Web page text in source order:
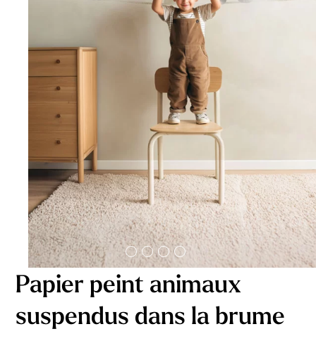
délicates
29,90
Papier peint jungle
beige
À partir
de
29,90 €
Papier peint animaux
suspendus dans la brume